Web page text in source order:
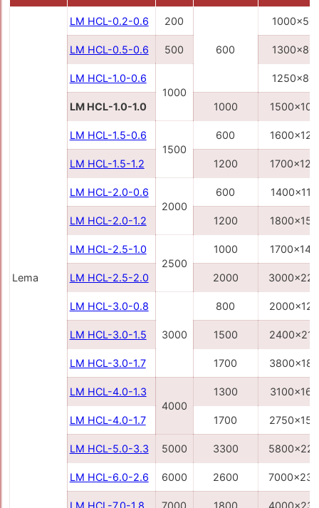
Lema
LM HCL-0.2-0.6 200
600
LM HCL-0.5-0.6 500
LM HCL-1.0-0.6
1000
LM HCL-1.0-1.0 1000
LM HCL-1.5-0.6
1500
600
LM HCL-1.5-1.2 1200
LM HCL-2.0-0.6
2000
600
LM HCL-2.0-1.2 1200
LM HCL-2.5-1.0
2500
1000
LM HCL-2.5-2.0 2000
LM HCL-3.0-0.8
3000
800
LM HCL-3.0-1.5 1500
LM HCL-3.0-1.7 1700
LM HCL-4.0-1.3
4000
1300
LM HCL-4.0-1.7 1700
LM HCL-5.0-3.3 5000 3300
LM HCL-6.0-2.6 6000 2600